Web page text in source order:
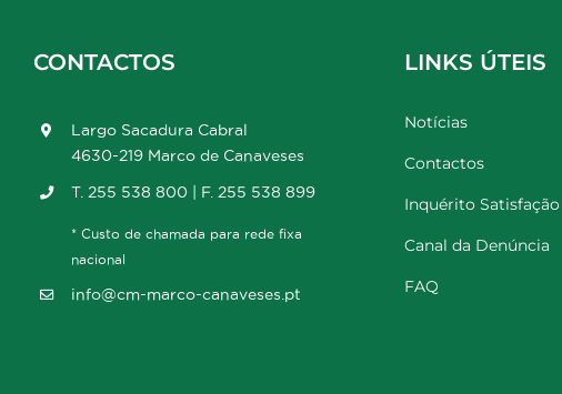
CONTACTOS
Largo Sacadura Cabral
4630-219 Marco de Canaveses
T. 255 538 800 | F. 255 538 899
* Custo de chamada para rede fixa
nacional
info@cm-marco-canaveses.pt
LINKS ÚTEIS
Notícias
Contactos
Inquérito Satisfação
Canal da Denúncia
FAQ